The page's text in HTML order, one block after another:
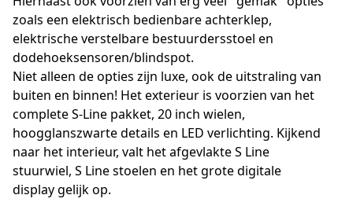
zoals een elektrisch bedienbare achterklep,
elektrische verstelbare bestuurdersstoel en
dodehoeksensoren/blindspot.
Niet alleen de opties zijn luxe, ook de uitstraling van
buiten en binnen! Het exterieur is voorzien van het
complete S-Line pakket, 20 inch wielen,
hoogglanszwarte details en LED verlichting. Kijkend
naar het interieur, valt het afgevlakte S Line
stuurwiel, S Line stoelen en het grote digitale
display gelijk op.